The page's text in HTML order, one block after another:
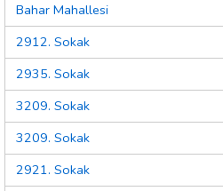
Bahar Mahallesi
2912. Sokak
2935. Sokak
3209. Sokak
3209. Sokak
2921. Sokak